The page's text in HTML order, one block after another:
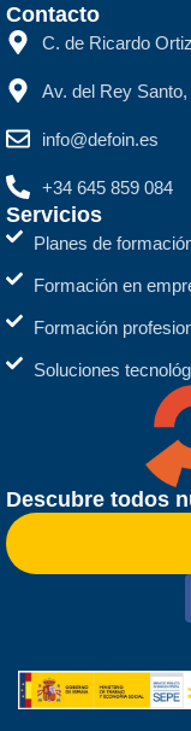
Contacto
C. de Ricardo
Av. del Rey
info@defoin.es
+34 645 859 084
Servicios
Planes de
Formación en
Formación
Soluciones
Descubre todos